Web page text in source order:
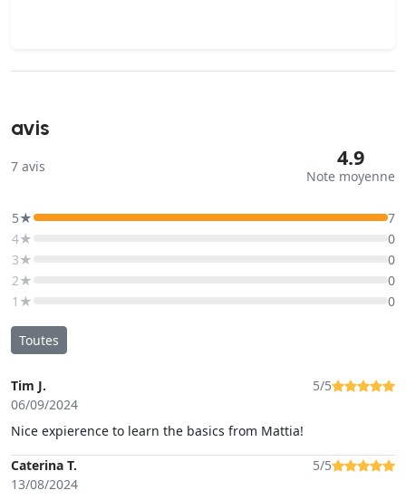
avis
7 avis 4.9
Note moyenne
5★
7
4★
0
3★
0
2★
0
1★
0
Toutes
Tim J.
06/09/2024
5/5
Nice expierence to learn the basics from Mattia!
Caterina T.
13/08/2024
5/5